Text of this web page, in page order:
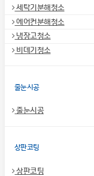
세탁기분해청소
에어컨분해청소
냉장고청소
비데기청소
줄눈시공
줄눈시공
상판코팅
상판코팅